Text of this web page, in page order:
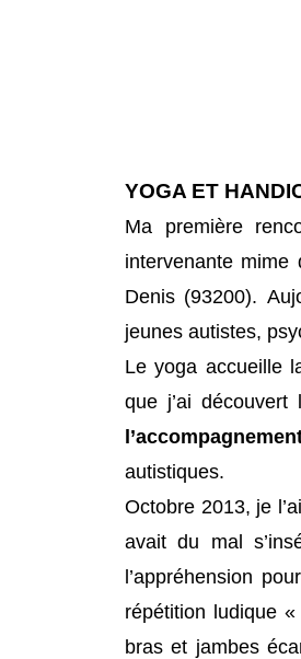
YOGA ET
Ma première
intervenante mime
Denis (93200).
jeunes autistes,
Le yoga accueille
que j’ai
autistiques.
Octobre 2013, je
avait du mal
l’appréhension
répétition ludique
bras et jambes